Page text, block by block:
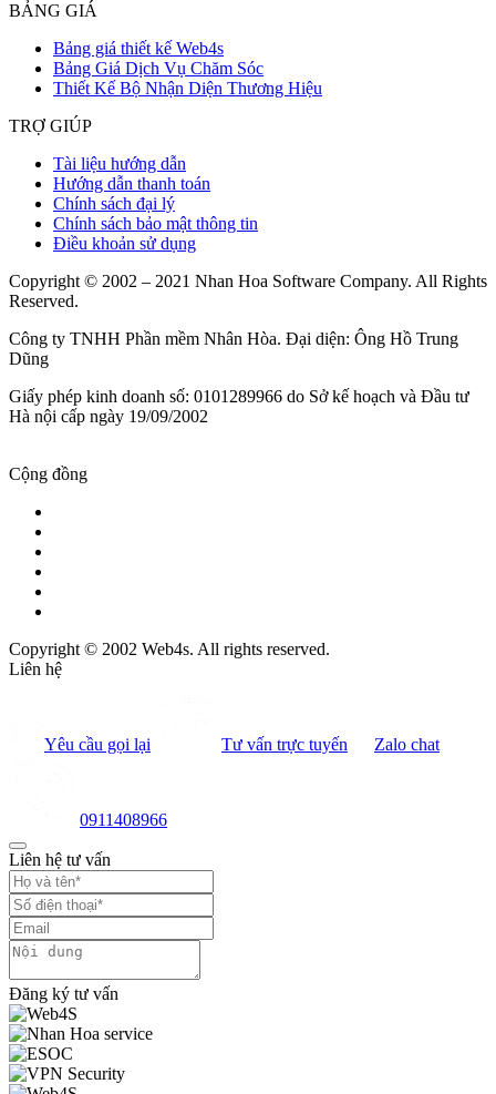
BẢNG GIÁ
Bảng giá thiết kế Web4s
Bảng Giá Dịch Vụ Chăm Sóc
Thiết Kế Bộ Nhận Diện Thương Hiệu
TRỢ GIÚP
Tài liệu hướng dẫn
Hướng dẫn thanh toán
Chính sách đại lý
Chính sách bảo mật thông tin
Điều khoản sử dụng
Copyright © 2002 – 2021 Nhan Hoa Software Company. All Rights
Reserved.
Công ty TNHH Phần mềm Nhân Hòa. Đại diện: Ông Hồ Trung
Dũng
Giấy phép kinh doanh số: 0101289966 do Sở kế hoạch và Đầu tư
Hà nội cấp ngày 19/09/2002
Cộng đồng
Copyright © 2002 Web4s. All rights reserved.
Liên hệ
Yêu cầu gọi lại Tư vấn trực tuyến Zalo chat
0911408966
Liên hệ tư vấn
Đăng ký tư vấn